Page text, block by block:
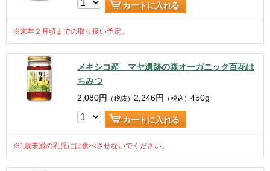
カートに入れる
※来年２月頃までの取り扱い予定。
メキシコ産 マヤ遺跡の森オーガニック百花は
ちみつ
2,080円 （税抜） 2,246円 （税込） 450g
カートに入れる
※1歳未満の乳児には食べさせないでください。